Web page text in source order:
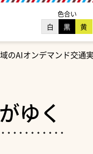
色合い
白 黒 黄
AIオンデマンド交通
ゆく